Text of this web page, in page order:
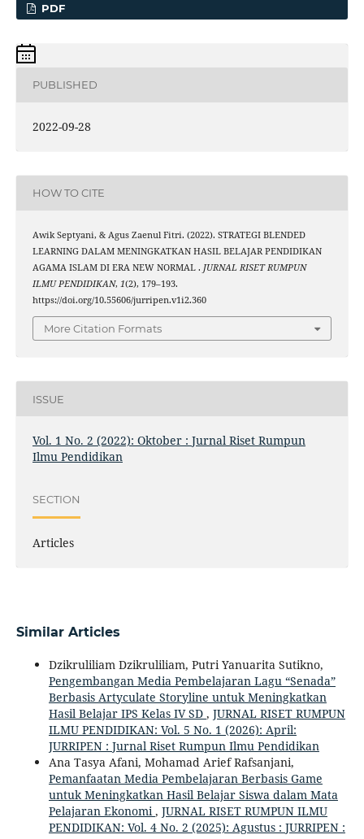
PDF
PUBLISHED
2022-09-28
HOW TO CITE
Awik Septyani, & Agus Zaenul Fitri. (2022). STRATEGI BLENDED
LEARNING DALAM MENINGKATKAN HASIL BELAJAR PENDIDIKAN
AGAMA ISLAM DI ERA NEW NORMAL . JURNAL RISET RUMPUN
ILMU PENDIDIKAN, 1(2), 179–193.
https://doi.org/10.55606/jurripen.v1i2.360
More Citation Formats
ISSUE
Vol. 1 No. 2 (2022): Oktober : Jurnal Riset Rumpun
Ilmu Pendidikan
SECTION
Articles
Similar Articles
Dzikruliliam Dzikruliliam, Putri Yanuarita Sutikno,
Pengembangan Media Pembelajaran Lagu “Senada”
Berbasis Artyculate Storyline untuk Meningkatkan
Hasil Belajar IPS Kelas IV SD , JURNAL RISET RUMPUN
ILMU PENDIDIKAN: Vol. 5 No. 1 (2026): April:
JURRIPEN : Jurnal Riset Rumpun Ilmu Pendidikan
Ana Tasya Afani, Mohamad Arief Rafsanjani,
Pemanfaatan Media Pembelajaran Berbasis Game
untuk Meningkatkan Hasil Belajar Siswa dalam Mata
Pelajaran Ekonomi, JURNAL RISET RUMPUN ILMU
PENDIDIKAN: Vol. 4 No. 2 (2025): Agustus : JURRIPEN :